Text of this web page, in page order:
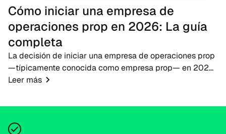
Cómo iniciar una empresa de
operaciones prop en 2026: La guía
completa
La decisión de iniciar una empresa de operaciones prop
—típicamente conocida como empresa prop— en 2026
presenta una oportunidad oportuna para emprendedores
Leer más